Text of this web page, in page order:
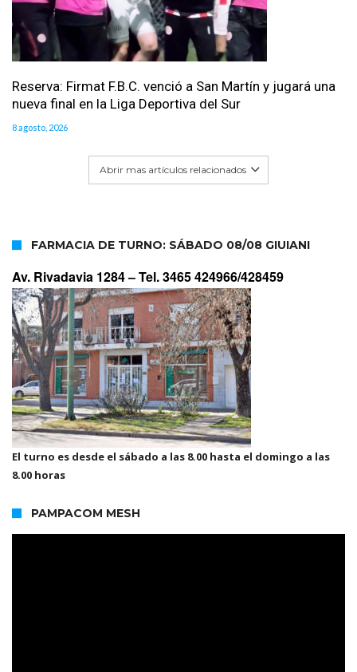
Reserva: Firmat F.B.C. venció a San Martín y jugará una
nueva final en la Liga Deportiva del Sur
8 agosto, 2026
Abrir mas artículos relacionados
FARMACIA DE TURNO: SÁBADO 08/08 GIUIANI
Av. Rivadavia 1284 –Tel. 3465 424966/428459
El turno es desde el sábado a las 8.00 hasta el domingo a las
8.00 horas
PAMPACOM MESH